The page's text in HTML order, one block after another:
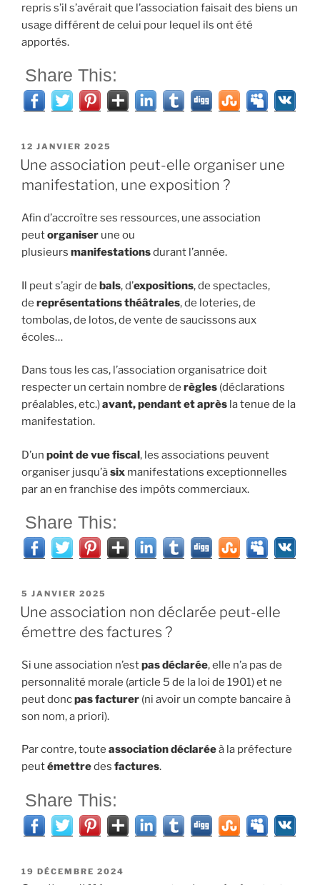
repris s’il s’avérait que l’association faisait des biens un
usage différent de celui pour lequel ils ont été
apportés.
Share This:
PUBLIÉ
LE
12 JANVIER 2025
Une association peut-elle organiser une
manifestation, une exposition ?
Afin d’accroître ses ressources, une association
peutorganiser une ou
plusieurs manifestationsdurant l’année.
Il peut s’agir de bals, d’expositions, de spectacles,
de représentations théâtrales, de loteries, de
tombolas, de lotos, de vente de saucissons aux
écoles…
Dans tous les cas, l’association organisatrice doit
respecter un certain nombre de règles (déclarations
préalables, etc.)avant, pendant et après la tenue de la
manifestation.
D’un point de vue fiscal, les associations peuvent
organiser jusqu’àsix manifestations exceptionnelles
par an en franchise des impôts commerciaux.
Share This:
PUBLIÉ
LE
5 JANVIER 2025
Une association non déclarée peut-elle
émettre des factures ?
Si une association n’estpas déclarée, elle n’a pas de
personnalité morale (article 5 de la loi de 1901) et ne
peut doncpas facturer (ni avoir un compte bancaire à
son nom, a priori).
Par contre, toute association déclaréeà la préfecture
peutémettredes factures.
Share This:
PUBLIÉ
19 DÉCEMBRE 2024